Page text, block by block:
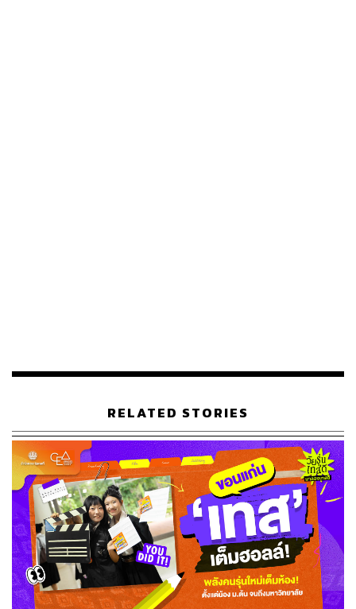
ด้วย แล้วกว่าจะเป็น ‘เน่า’ แล้ว ‘ดี’ ต้องผ่านอะไรมาบ้าง? สาม
Kitchen), เชฟคิม (Onggi) และเชฟฮิโตชิ (Social Food
Gastronomy) จะมาเผยเคล็ดลับกันแบบอินไซต์
Date:26 ธันวาคม 2567
Time:13.00-14.00 น.
RELATED STORIES